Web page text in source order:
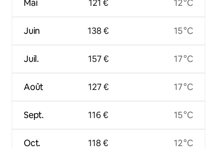
Mai
Juin
Juil.
Août
Sept.
Oct.
121 €
138 €
157 €
127 €
116 €
118 €
12 °C
15 °C
17 °C
17 °C
15 °C
12 °C